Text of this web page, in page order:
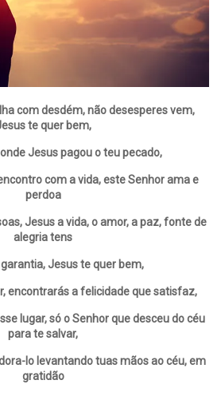
com desdém, não desesperes vem,
te quer bem,
Jesus pagou o teu pecado,
com a vida, este Senhor ama e
perdoa
Jesus a vida, o amor, a paz, fonte de
alegria tens
Jesus te quer bem,
encontrarás a felicidade que satisfaz,
lugar, só o Senhor que desceu do céu
para te salvar,
lo levantando tuas mãos ao céu, em
gratidão